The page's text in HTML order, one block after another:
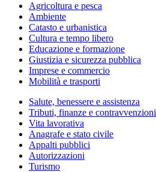
Agricoltura e pesca
Ambiente
Catasto e urbanistica
Cultura e tempo libero
Educazione e formazione
Giustizia e sicurezza pubblica
Imprese e commercio
Mobilità e trasporti
Salute, benessere e assistenza
Tributi, finanze e contravvenzioni
Vita lavorativa
Anagrafe e stato civile
Appalti pubblici
Autorizzazioni
Turismo